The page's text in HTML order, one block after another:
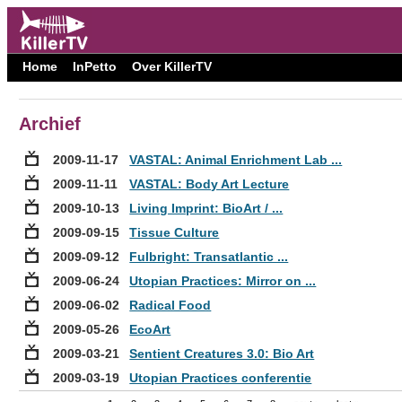
Home InPetto Over KillerTV
Archief
2009-11-17
VASTAL: Animal Enrichment Lab ...
2009-11-11
VASTAL: Body Art Lecture
2009-10-13
Living Imprint: BioArt / ...
2009-09-15
Tissue Culture
2009-09-12
Fulbright: Transatlantic ...
2009-06-24
Utopian Practices: Mirror on ...
2009-06-02
Radical Food
2009-05-26
EcoArt
2009-03-21
Sentient Creatures 3.0: Bio Art
2009-03-19
Utopian Practices conferentie